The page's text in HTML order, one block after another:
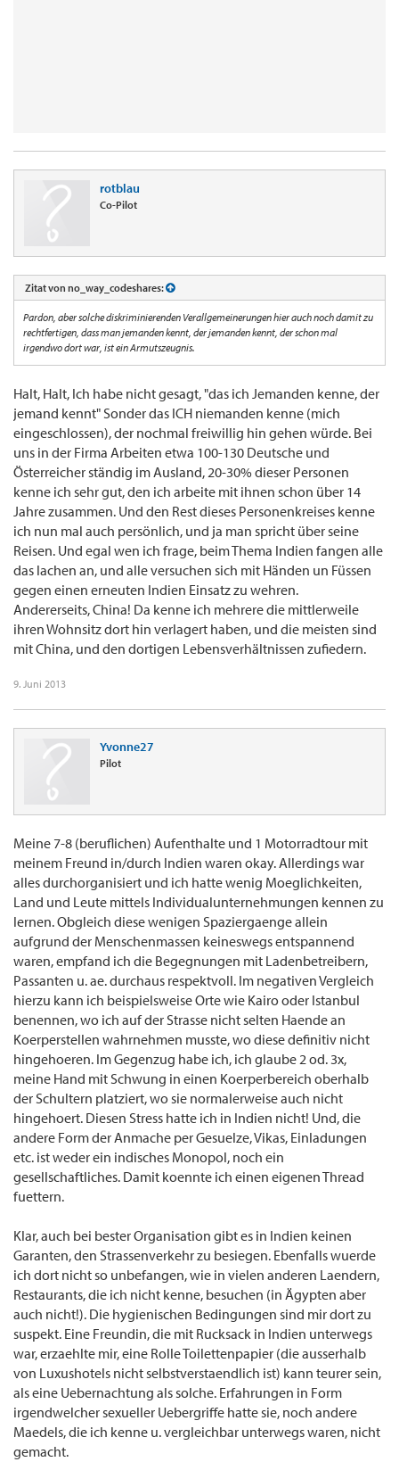
rotblau
Co-Pilot
Zitat von no_way_codeshares:
Pardon, aber solche diskriminierenden Verallgemeinerungen hier auch noch damit zu
rechtfertigen, dass man jemanden kennt, der jemanden kennt, der schon mal
irgendwo dort war, ist ein Armutszeugnis.
Halt, Halt, Ich habe nicht gesagt, "das ich Jemanden kenne, der
jemand kennt" Sonder das ICH niemanden kenne (mich
eingeschlossen), der nochmal freiwillig hin gehen würde. Bei
uns in der Firma Arbeiten etwa 100-130 Deutsche und
Österreicher ständig im Ausland, 20-30% dieser Personen
kenne ich sehr gut, den ich arbeite mit ihnen schon über 14
Jahre zusammen. Und den Rest dieses Personenkreises kenne
ich nun mal auch persönlich, und ja man spricht über seine
Reisen. Und egal wen ich frage, beim Thema Indien fangen alle
das lachen an, und alle versuchen sich mit Händen un Füssen
gegen einen erneuten Indien Einsatz zu wehren.
Andererseits, China! Da kenne ich mehrere die mittlerweile
ihren Wohnsitz dort hin verlagert haben, und die meisten sind
mit China, und den dortigen Lebensverhältnissen zufiedern.
9. Juni 2013
Yvonne27
Pilot
Meine 7-8 (beruflichen) Aufenthalte und 1 Motorradtour mit
meinem Freund in/durch Indien waren okay. Allerdings war
alles durchorganisiert und ich hatte wenig Moeglichkeiten,
Land und Leute mittels Individualunternehmungen kennen zu
lernen. Obgleich diese wenigen Spaziergaenge allein
aufgrund der Menschenmassen keineswegs entspannend
waren, empfand ich die Begegnungen mit Ladenbetreibern,
Passanten u. ae. durchaus respektvoll. Im negativen Vergleich
hierzu kann ich beispielsweise Orte wie Kairo oder Istanbul
benennen, wo ich auf der Strasse nicht selten Haende an
Koerperstellen wahrnehmen musste, wo diese definitiv nicht
hingehoeren. Im Gegenzug habe ich, ich glaube 2 od. 3x,
meine Hand mit Schwung in einen Koerperbereich oberhalb
der Schultern platziert, wo sie normalerweise auch nicht
hingehoert. Diesen Stress hatte ich in Indien nicht! Und, die
andere Form der Anmache per Gesuelze, Vikas, Einladungen
etc. ist weder ein indisches Monopol, noch ein
gesellschaftliches. Damit koennte ich einen eigenen Thread
fuettern.
Klar, auch bei bester Organisation gibt es in Indien keinen
Garanten, den Strassenverkehr zu besiegen. Ebenfalls wuerde
ich dort nicht so unbefangen, wie in vielen anderen Laendern,
Restaurants, die ich nicht kenne, besuchen (in Ägypten aber
auch nicht!). Die hygienischen Bedingungen sind mir dort zu
suspekt. Eine Freundin, die mit Rucksack in Indien unterwegs
war, erzaehlte mir, eine Rolle Toilettenpapier (die ausserhalb
von Luxushotels nicht selbstverstaendlich ist) kann teurer sein,
als eine Uebernachtung als solche. Erfahrungen in Form
irgendwelcher sexueller Uebergriffe hatte sie, noch andere
Maedels, die ich kenne u. vergleichbar unterwegs waren, nicht
gemacht.